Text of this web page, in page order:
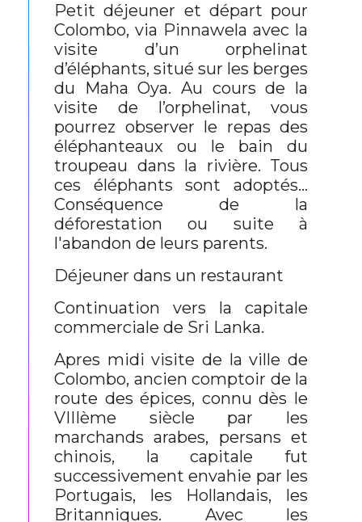
Petit déjeuner et départ pour
Colombo, via Pinnawela avec la
visite d’un orphelinat
d’éléphants, situé sur les berges
du Maha Oya. Au cours de la
visite de l’orphelinat, vous
pourrez observer le repas des
éléphanteaux ou le bain du
troupeau dans la rivière. Tous
ces éléphants sont adoptés…
Conséquence de la
déforestation ou suite à
l'abandon de leurs parents.
Déjeuner dans un restaurant
Continuation vers la capitale
commerciale de Sri Lanka.
Apres midi visite de la ville de
Colombo, ancien comptoir de la
route des épices, connu dès le
VIIIème siècle par les
marchands arabes, persans et
chinois, la capitale fut
successivement envahie par les
Portugais, les Hollandais, les
Britanniques. Avec les